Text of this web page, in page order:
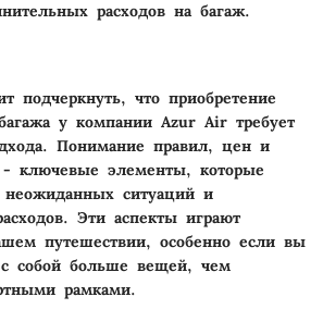
расходов на багаж.
подчеркнуть, что приобретение
у компании Azur Air требует
Понимание правил, цен и
ключевые элементы, которые
неожиданных ситуаций и
Эти аспекты играют
путешествии, особенно если вы
с собой больше вещей, чем
рамками.